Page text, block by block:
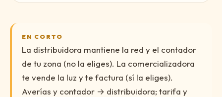
EN CORTO
La distribuidora mantiene la red y el contador
de tu zona (no la eliges). La comercializadora
te vende la luz y te factura (sí la eliges).
Averías y contador → distribuidora; tarifa y